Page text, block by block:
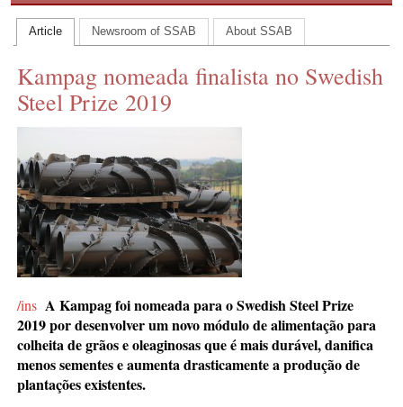
HOME
CONTACT US
INS MAIN WEBSITE
ABOUT US
Article Newsroom of SSAB About SSAB
Kampag nomeada finalista no Swedish
Steel Prize 2019
/ins A Kampag foi nomeada para o Swedish Steel Prize
2019 por desenvolver um novo módulo de alimentação para
colheita de grãos e oleaginosas que é mais durável, danifica
menos sementes e aumenta drasticamente a produção de
plantações existentes.